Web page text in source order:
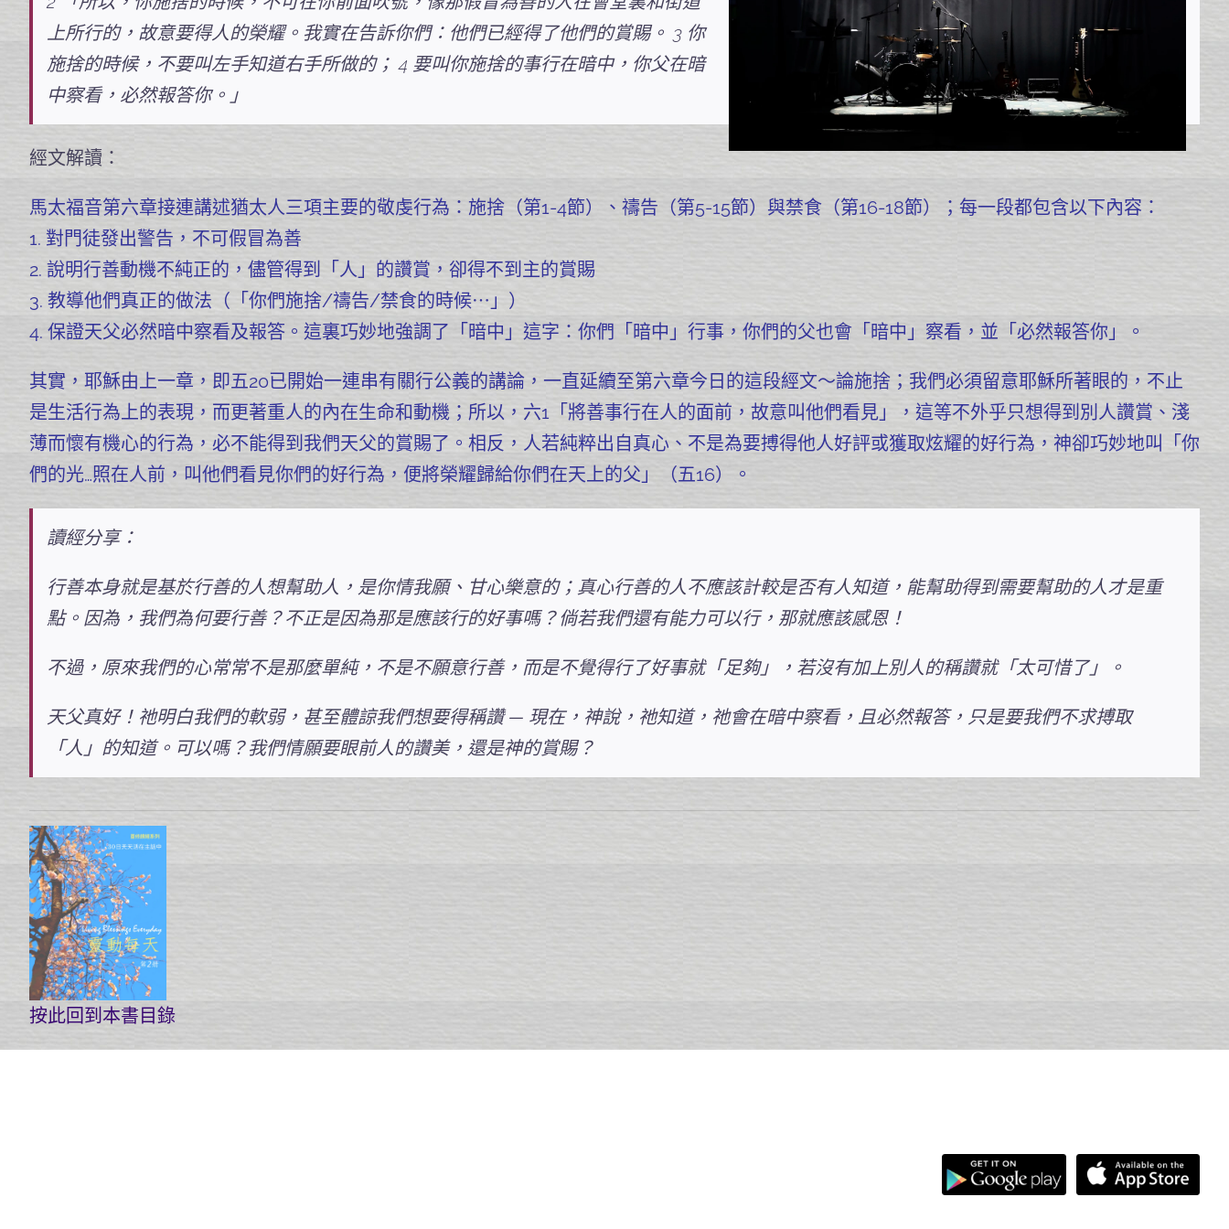
上所行的，故意要得人的榮耀。我實在告訴你們：他們已經得了他們的賞賜。 3 你
施捨的時候，不要叫左手知道右手所做的； 4 要叫你施捨的事行在暗中，你父在暗
中察看，必然報答你。」
經文解讀：
馬太福音第六章接連講述猶太人三項主要的敬虔行為：施捨（第1-4節）、禱告（第5-15節）與禁食（第16-18節）；每一段都包含以下內容：
1. 對門徒發出警告，不可假冒為善
2. 說明行善動機不純正的，儘管得到「人」的讚賞，卻得不到主的賞賜
3. 教導他們真正的做法（「你們施捨/禱告/禁食的時候⋯」）
4. 保證天父必然暗中察看及報答。 這裏巧妙地強調了「暗中」這字：你們「暗中」行事，你們的父也會「暗中」察看，並「必然報答你」。
其實，耶穌由上一章，即五20已開始一連串有關行公義的講論，一直延續至第六章今日的這段經文～論施捨；我們必須留意耶穌所著眼的，不止
是生活行為上的表現，而更著重人的內在生命和動機；所以，六1「將善事行在人的面前，故意叫他們看見」，這等不外乎只想得到別人讚賞、淺
薄而懷有機心的行為，必不能得到我們天父的賞賜了。 相反，人若純粹出自真心、不是為要搏得他人好評或獲取炫耀的好行為，神卻巧妙地叫「你
們的光…照在人前，叫他們看見你們的好行為，便將榮耀歸給你們在天上的父」（五16）。
讀經分享：
行善本身就是基於行善的人想幫助人，是你情我願、甘心樂意的；真心行善的人不應該計較是否有人知道，能幫助得到需要幫助的人才是重
點。因為，我們為何要行善？不正是因為那是應該行的好事嗎？倘若我們還有能力可以行，那就應該感恩！
不過，原來我們的心常常不是那麼單純，不是不願意行善，而是不覺得行了好事就「足夠」，若沒有加上別人的稱讚就「太可惜了」。
天父真好！祂明白我們的軟弱，甚至體諒我們想要得稱讚 — 現在，神說，祂知道，祂會在暗中察看，且必然報答，只是要我們不求搏取
「人」的知道。可以嗎？我們情願要眼前人的讚美，還是神的賞賜？
按此回到本書目錄